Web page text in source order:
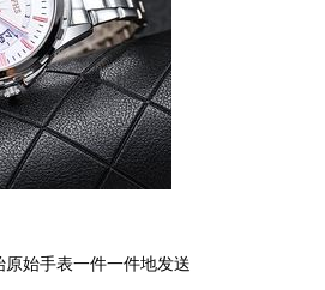
始手表一件一件地发送